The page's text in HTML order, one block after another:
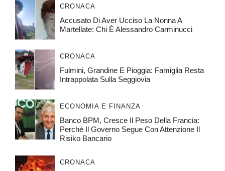
CRONACA
Accusato Di Aver Ucciso La Nonna A
Martellate: Chi È Alessandro Carminucci
CRONACA
Fulmini, Grandine E Pioggia: Famiglia Resta
Intrappolata Sulla Seggiovia
ECONOMIA E FINANZA
Banco BPM, Cresce Il Peso Della Francia:
Perché Il Governo Segue Con Attenzione Il
Risiko Bancario
CRONACA